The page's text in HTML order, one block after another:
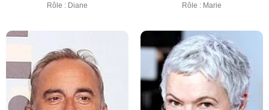
Rôle : Diane Rôle : Marie